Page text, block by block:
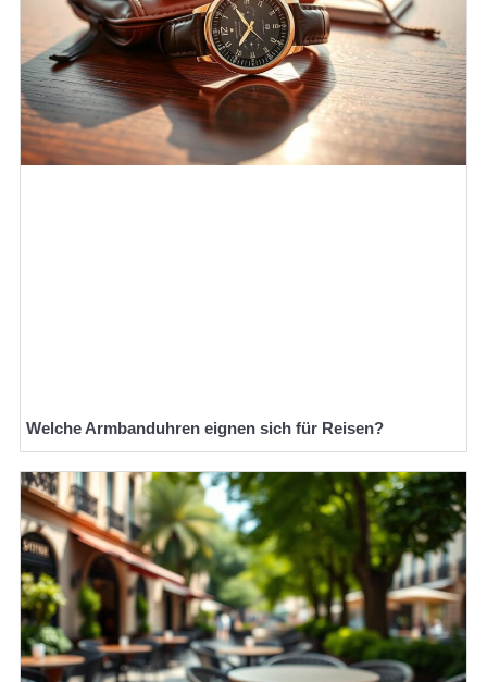
Welche Armbanduhren eignen sich für Reisen?